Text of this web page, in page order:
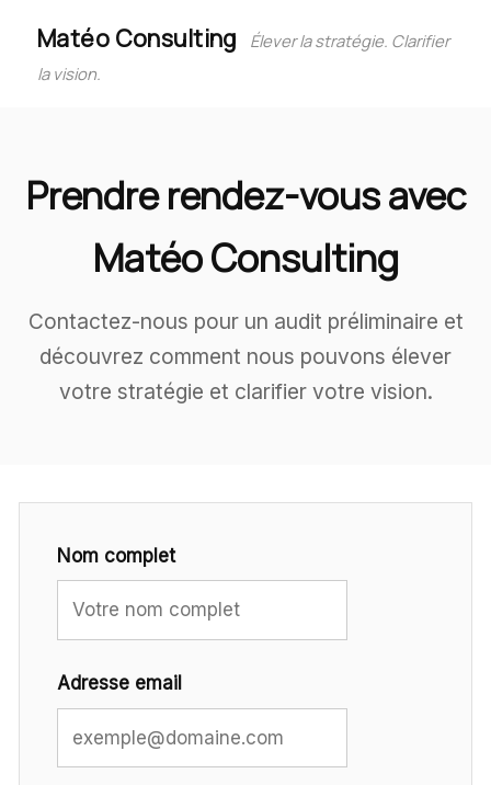
Matéo Consulting
Élever la stratégie. Clarifier
la vision.
Prendre rendez-vous avec
Matéo Consulting
Contactez-nous pour un audit préliminaire et
découvrez comment nous pouvons élever
votre stratégie et clarifier votre vision.
Nom complet
Adresse email